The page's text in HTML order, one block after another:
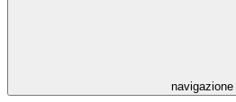
navigazione